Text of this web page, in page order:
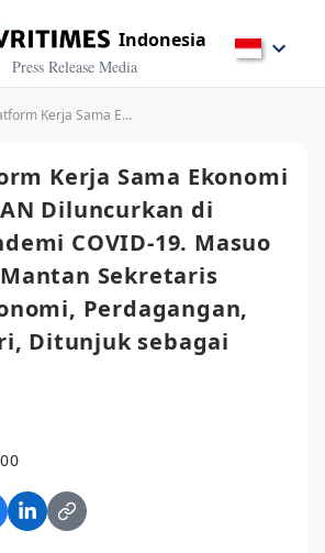
Indonesia
Press Release Media
/ DISG: Platform Kerja Sama Ekonomi Jepang-ASEAN Diluncurkan di Tengah Pandemi COVID-19. Masuo Kuremura, Mantan Sekretaris Menteri Ekonomi, Perdagangan, dan Industri, Ditunjuk sebagai Ketua
Kerja Sama Ekonomi
Diluncurkan di
COVID-19. Masuo
Sekretaris
Perdagangan,
Ditunjuk sebagai